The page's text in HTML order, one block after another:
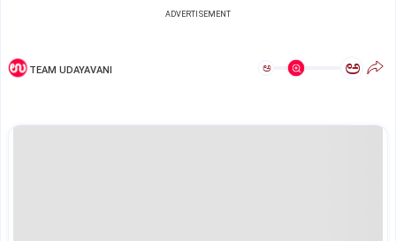
ADVERTISEMENT
TEAM UDAYAVANI ಅ ಅ